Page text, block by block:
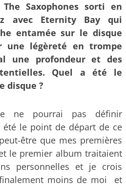
Saxophones sorti en
avec Eternity Bay qui
entamée sur le disque
une légèreté en trompe
une profondeur et des
Quel a été le
disque ?
ne pourrai pas définir
le point de départ de ce
être que mes premières
le premier album traitaient
personnelles et je crois
moins de moi et